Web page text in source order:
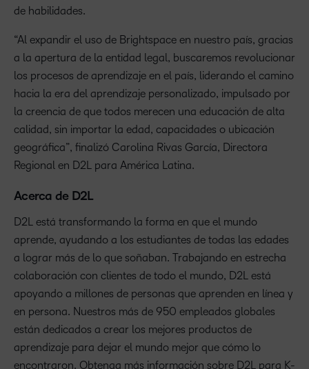
de habilidades.
“Al expandir el uso de Brightspace en nuestro país, gracias
a la apertura de la entidad legal, buscaremos revolucionar
los procesos de aprendizaje en el país, liderando el camino
hacia la era del aprendizaje personalizado, impulsado por
la creencia de que todos merecen una educación de alta
calidad, sin importar la edad, capacidades o ubicación
geográfica”, finalizó Carolina Rivas García, Directora
Regional en D2L para América Latina.
Acerca de D2L
D2L está transformando la forma en que el mundo
aprende, ayudando a los estudiantes de todas las edades
a lograr más de lo que soñaban. Trabajando en estrecha
colaboración con clientes de todo el mundo, D2L está
apoyando a millones de personas que aprenden en línea y
en persona. Nuestros más de 950 empleados globales
están dedicados a crear los mejores productos de
aprendizaje para dejar el mundo mejor que cómo lo
encontraron. Obtenga más información sobre D2L para K-